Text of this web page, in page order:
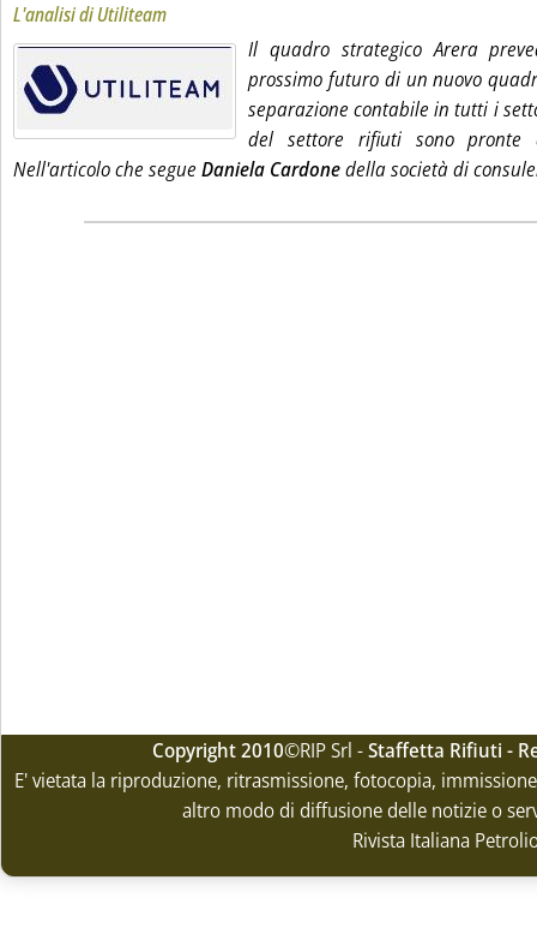
L'analisi di Utiliteam
Il quadro strategico Arera
prossimo futuro di un nuovo
separazione contabile in tutti i
del settore rifiuti sono pronte
Nell'articolo che segue Daniela Cardonedella società di
Copyright 2010©RIP Srl -Staffetta Rifiuti -
E' vietata la riproduzione, ritrasmissione, fotocopia,
altro modo di diffusione delle notizie o
Rivista Italiana